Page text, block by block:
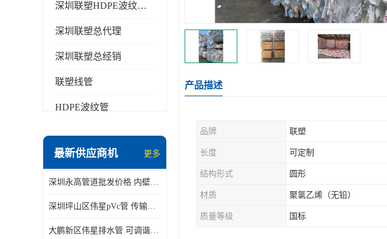
深圳联塑HDPE波纹管批发
深圳联塑总代理
深圳联塑总经销
联塑线管
HDPE波纹管
最新供应商机 更多
深圳永高管道批发价格 内壁光滑 抗震性能好
深圳坪山区伟星pVc管 传输损耗小 频率稳定性好
大鹏新区伟星排水管 可调谐性好 大功率 效率高
产品描述
品牌 联塑
长度 可定制
结构形式 圆形
材质 聚氯乙烯（无铅）
质量等级 国标